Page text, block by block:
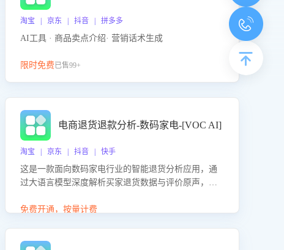
淘宝 | 京东 | 抖音 | 拼多多
AI工具 · 商品卖点介绍· 营销话术生成
限时免费已售99+
电商退货退款分析-数码家电-[VOC AI]
淘宝 | 京东 | 抖音 | 快手
这是一款面向数码家电行业的智能退货分析应用，通
过大语言模型深度解析买家退货数据与评价原声，精
因，并输出可落地的改进建议，通过挖掘用户痛点驱
免费开通，按量计费